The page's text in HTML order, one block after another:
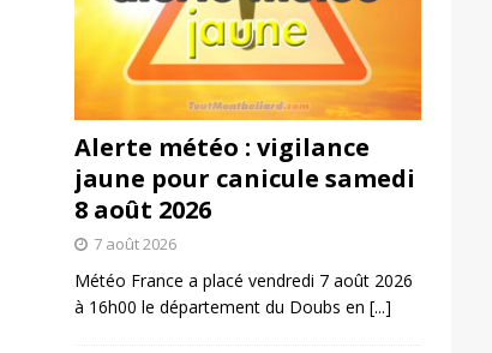
Alerte météo : vigilance
jaune pour canicule samedi
8 août 2026
7 août 2026
Météo France a placé vendredi 7 août 2026
à 16h00 le département du Doubs en [...]